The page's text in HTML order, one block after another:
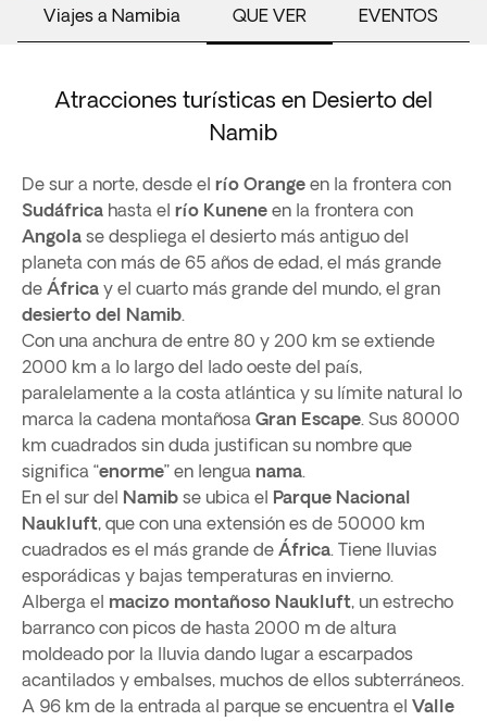
Viajes a Namibia QUE VER EVENTOS
Atracciones turísticas en Desierto del
Namib
De sur a norte, desde el río Orange en la frontera con
Sudáfrica hasta el río Kunene en la frontera con
Angola se despliega el desierto más antiguo del
planeta con más de 65 años de edad, el más grande
de África y el cuarto más grande del mundo, el gran
desierto del Namib.
Con una anchura de entre 80 y 200 km se extiende
2000 km a lo largo del lado oeste del país,
paralelamente a la costa atlántica y su límite natural lo
marca la cadena montañosa Gran Escape. Sus 80000
km cuadrados sin duda justifican su nombre que
significa “enorme” en lengua nama.
En el sur del Namib se ubica el Parque Nacional
Naukluft, que con una extensión es de 50000 km
cuadrados es el más grande de África. Tiene lluvias
esporádicas y bajas temperaturas en invierno.
Alberga el macizo montañoso Naukluft, un estrecho
barranco con picos de hasta 2000 m de altura
moldeado por la lluvia dando lugar a escarpados
acantilados y embalses, muchos de ellos subterráneos.
A 96 km de la entrada al parque se encuentra el Valle